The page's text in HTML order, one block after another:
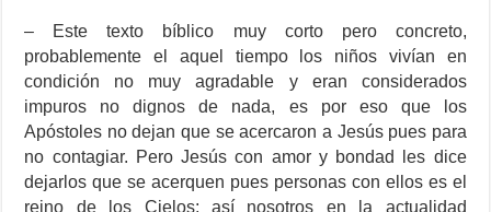
– Este texto bíblico muy corto pero concreto,
probablemente el aquel tiempo los niños vivían en
condición no muy agradable y eran considerados
impuros no dignos de nada, es por eso que los
Apóstoles no dejan que se acercaron a Jesús pues para
no contagiar. Pero Jesús con amor y bondad les dice
dejarlos que se acerquen pues personas con ellos es el
reino de los Cielos; así nosotros en la actualidad